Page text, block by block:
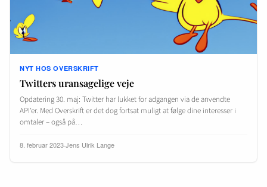
NYT HOS OVERSKRIFT
Twitters uransagelige veje
Opdatering 30. maj: Twitter har lukket for adgangen via de anvendte
API’er. Med Overskrift er det dog fortsat muligt at følge dine interesser i
omtaler – også på…
8. februar 2023·Jens Ulrik Lange